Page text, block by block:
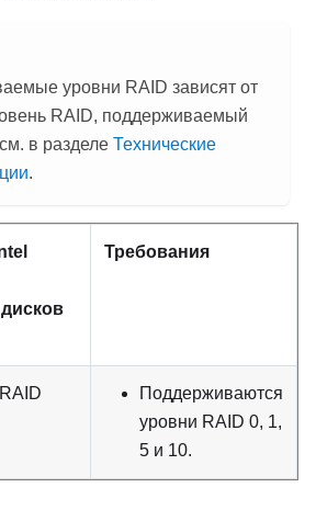
уровни RAID зависят от
RAID, поддерживаемый
в разделе Технические
.
Требования
Поддерживаются
уровни RAID 0, 1,
5 и 10.